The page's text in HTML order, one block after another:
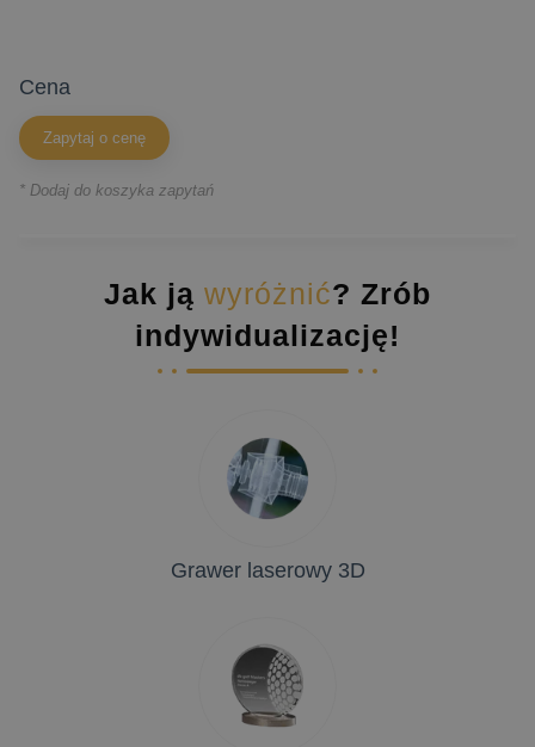
cena
Zapytaj o cenę
* Dodaj do koszyka zapytań
Jak ją wyróżnić? Zrób
indywidualizację!
Grawer laserowy 3D